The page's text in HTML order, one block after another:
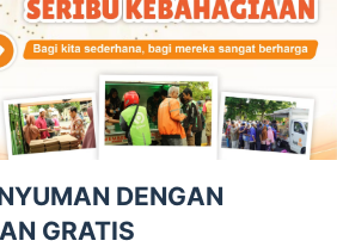
DENGAN
GRATIS